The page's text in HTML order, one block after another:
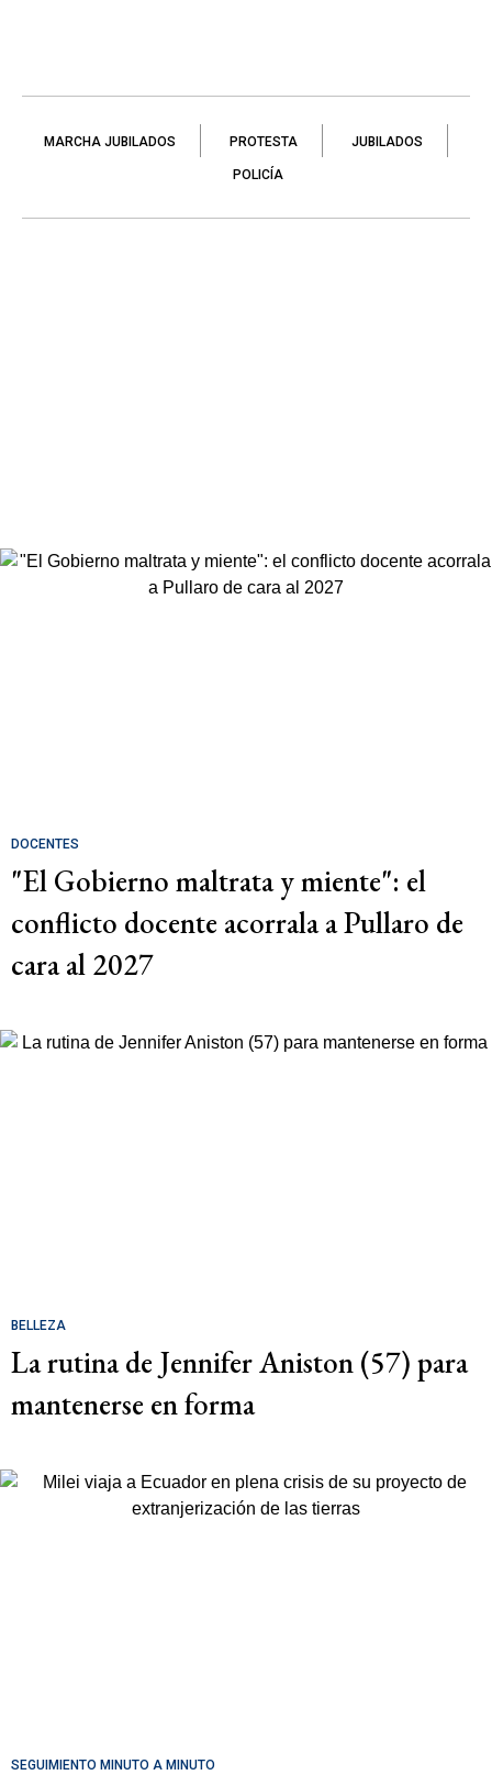
MARCHA JUBILADOS PROTESTA JUBILADOS
POLICÍA
DOCENTES
"El Gobierno maltrata y miente": el
conflicto docente acorrala a Pullaro de
cara al 2027
BELLEZA
La rutina de Jennifer Aniston (57) para
mantenerse en forma
SEGUIMIENTO MINUTO A MINUTO